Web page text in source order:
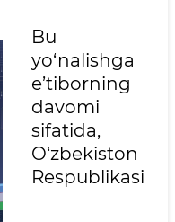
Bu
yo‘nalishga
e’tiborning
davomi
sifatida,
O‘zbekiston
Respublikasi